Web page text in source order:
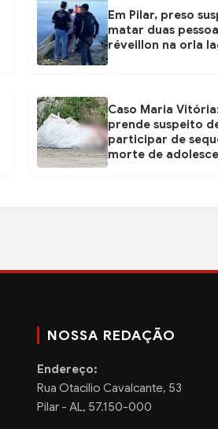
Em Pilar, preso
matar duas
réveillon na orla
Caso Maria
prende suspeito
participar de
morte de
NOSSA REDAÇÃO
Endereço:
Rua Otacilio Cavalcante, 53
Pilar - AL, 57.150-000